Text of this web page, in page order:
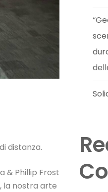
distanza.
& Phillip Frost
la nostra arte